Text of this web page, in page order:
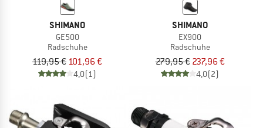
SHIMANO
GE500
Radschuhe
119,95 € 101,96 €
4,0(1)
SHIMANO
EX900
Radschuhe
279,95 € 237,96 €
4,0(2)